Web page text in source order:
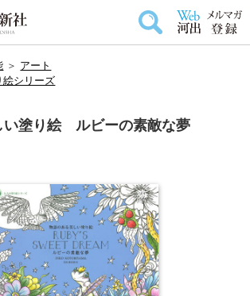
＞ アート
絵シリーズ
い塗り絵 ルビーの素敵な夢